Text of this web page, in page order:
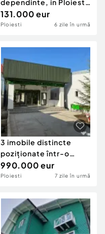
dependinte, in Ploiesti,
zona stadionul I
131.000 eur
Ploiesti 6 zile în urmă
3 imobile distincte
poziționate într-o
curte cu teren de 7
990.000 eur
Ploiesti 7 zile în urmă